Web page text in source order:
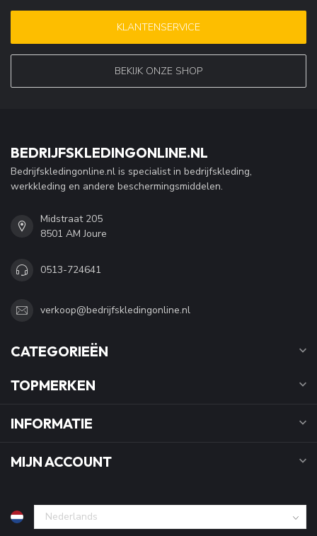
KLANTENSERVICE
BEKIJK ONZE SHOP
BEDRIJFSKLEDINGONLINE.NL
Bedrijfskledingonline.nl is specialist in bedrijfskleding,
werkkleding en andere beschermingsmiddelen.
Midstraat 205
8501 AM Joure
0513-724641
verkoop@bedrijfskledingonline.nl
CATEGORIEËN
TOPMERKEN
INFORMATIE
MIJN ACCOUNT